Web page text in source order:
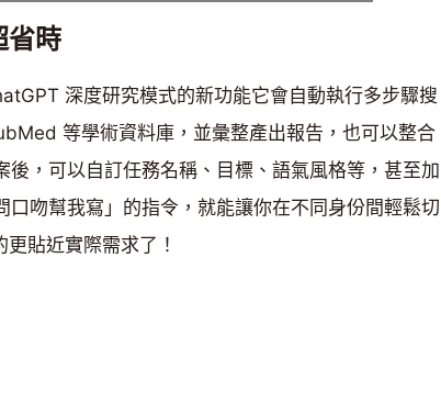
省時
深度研究模式的新功能它會自動執行多步驟搜
等學術資料庫，並彙整產出報告，也可以整合
，可以自訂任務名稱、目標、語氣風格等，甚至加
口吻幫我寫」的指令，就能讓你在不同身份間輕鬆切
貼近實際需求了！